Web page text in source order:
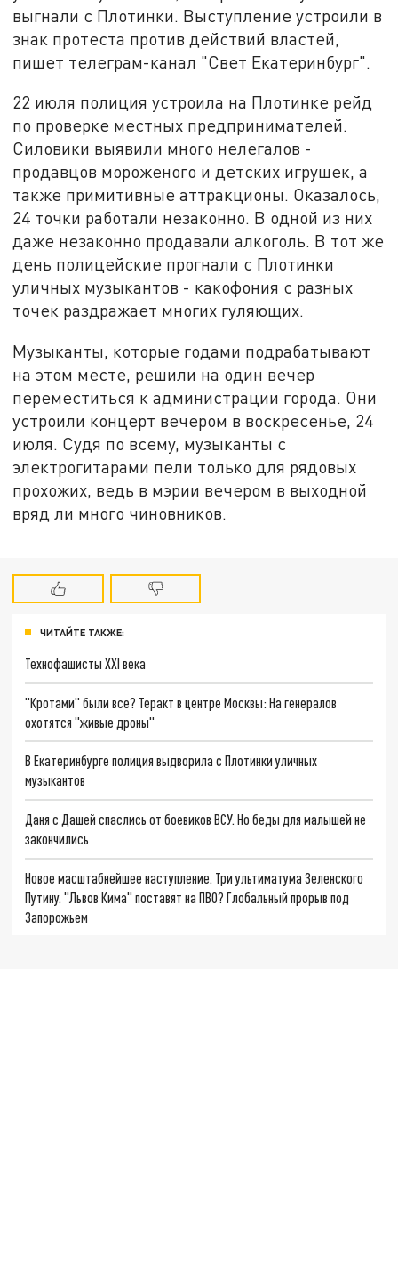
выгнали с Плотинки. Выступление устроили в
знак протеста против действий властей,
пишет телеграм-канал "Свет Екатеринбург".
22 июля полиция устроила на Плотинке рейд
по проверке местных предпринимателей.
Силовики выявили много нелегалов -
продавцов мороженого и детских игрушек, а
также примитивные аттракционы. Оказалось,
24 точки работали незаконно. В одной из них
даже незаконно продавали алкоголь. В тот же
день полицейские прогнали с Плотинки
уличных музыкантов - какофония с разных
точек раздражает многих гуляющих.
Музыканты, которые годами подрабатывают
на этом месте, решили на один вечер
переместиться к администрации города. Они
устроили концерт вечером в воскресенье, 24
июля. Судя по всему, музыканты с
электрогитарами пели только для рядовых
прохожих, ведь в мэрии вечером в выходной
вряд ли много чиновников.
ЧИТАЙТЕ ТАКЖЕ:
Технофашисты XXI века
"Кротами" были все? Теракт в центре Москвы: На генералов
охотятся "живые дроны"
В Екатеринбурге полиция выдворила с Плотинки уличных
музыкантов
Даня с Дашей спаслись от боевиков ВСУ. Но беды для малышей не
закончились
Новое масштабнейшее наступление. Три ультиматума Зеленского
Путину. "Львов Кима" поставят на ПВО? Глобальный прорыв под
Запорожьем